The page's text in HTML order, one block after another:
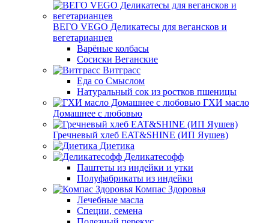
ВЕГО VEGO Деликатесы для вегансков и
вегетарианцев
Варёные колбасы
Сосиски Веганские
Витграсс
Еда со Смыслом
Натуральный сок из ростков пшеницы
ГХИ масло
Домашнее с любовью
Гречневый хлеб EAT&SHINE (ИП Яушев)
Диетика
Деликатесофф
Паштеты из индейки и утки
Полуфабрикаты из индейки
Компас Здоровья
Лечебные масла
Специи, семена